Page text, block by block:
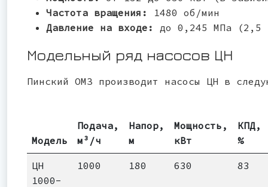
Частота вращения: 1480 об/мин
Давление на входе: до 0,245 МПа (2,5
Модельный ряд насосов ЦН
Пинский ОМЗ производит насосы ЦН в
Модель
Подача,
м³/ч
Напор,
м
Мощность,
кВт
КПД,
%
ЦН
1000-
1000 180 630 83